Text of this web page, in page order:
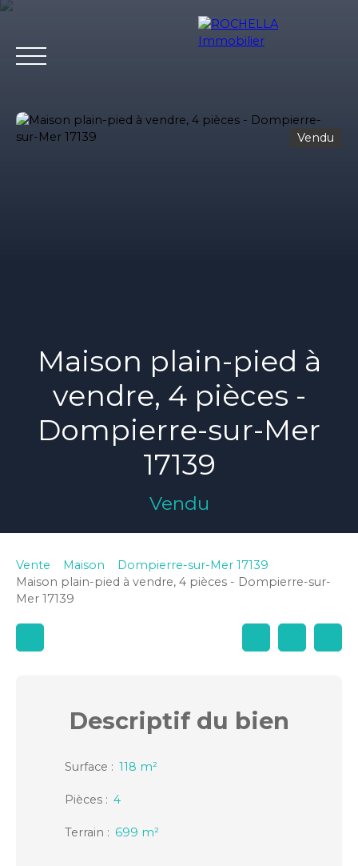
Vendu
Maison plain-pied à
vendre, 4 pièces -
Dompierre-sur-Mer
17139
Vendu
Vente Maison
Dompierre-sur-Mer 17139
Maison plain-pied à vendre, 4 pièces - Dompierre-sur-
Mer 17139
Descriptifdu bien
Surface : 118 m²
Pièces : 4
Terrain : 699 m²